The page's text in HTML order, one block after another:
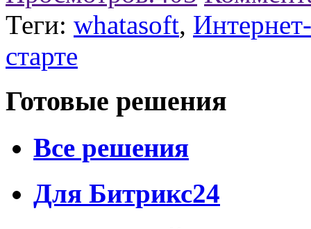
Теги: whatasoft,
старте
Готовые решения
Все решения
Для Битрикс24